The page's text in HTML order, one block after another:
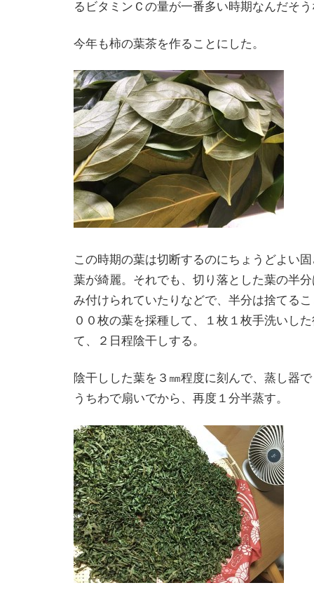
るビタミンＣの量が一番多い時期なんだそ
今年も柿の葉茶を作ることにした。
この時期の葉は切断するのにちょうどよい
葉が綺麗。それでも、切り落とした葉の半
み付けられていたりなどで、半分は捨てる
００枚の葉を採種して、１枚１枚手洗いし
て、２日程陰干しする。
陰干しした葉を３㎜程度に刻んで、蒸し器
うちわで扇いでから、再度１分半蒸す。